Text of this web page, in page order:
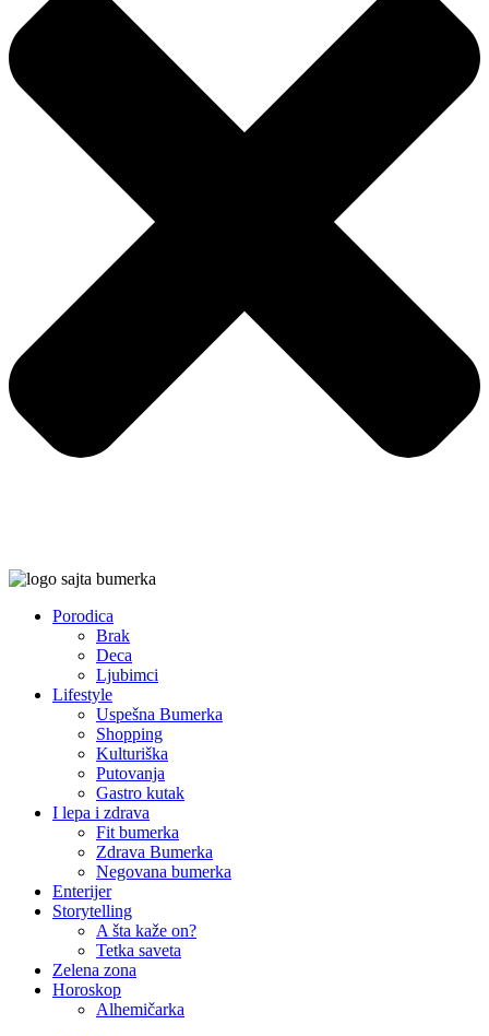
Porodica
Brak
Deca
Ljubimci
Lifestyle
Uspešna Bumerka
Shopping
Kulturiška
Putovanja
Gastro kutak
I lepa i zdrava
Fit bumerka
Zdrava Bumerka
Negovana bumerka
Enterijer
Storytelling
A šta kaže on?
Tetka saveta
Zelena zona
Horoskop
Alhemičarka